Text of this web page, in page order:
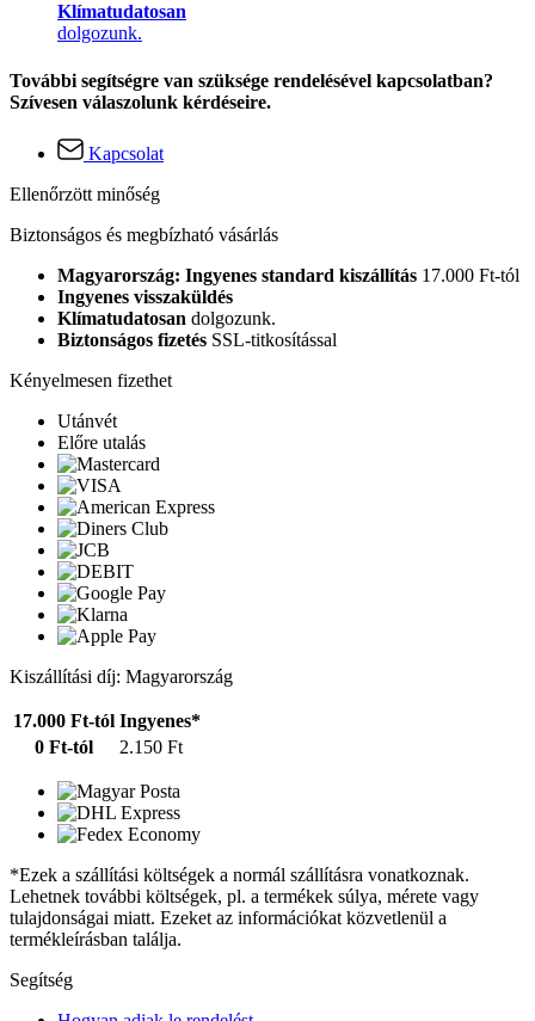
Klímatudatosan
dolgozunk.
További segítségre van szüksége rendelésével kapcsolatban?
Szívesen válaszolunk kérdéseire.
Kapcsolat
Ellenőrzött minőség
Biztonságos és megbízható vásárlás
Magyarország: Ingyenes standard kiszállítás 17.000 Ft-tól
Ingyenes visszaküldés
Klímatudatosan dolgozunk.
Biztonságos fizetés SSL-titkosítással
Kényelmesen fizethet
Utánvét
Előre utalás
Kiszállítási díj: Magyarország
17.000 Ft-tól Ingyenes*
0 Ft-tól
2.150 Ft
*Ezek a szállítási költségek a normál szállításra vonatkoznak.
Lehetnek további költségek, pl. a termékek súlya, mérete vagy
tulajdonságai miatt. Ezeket az információkat közvetlenül a
termékleírásban találja.
Segítség